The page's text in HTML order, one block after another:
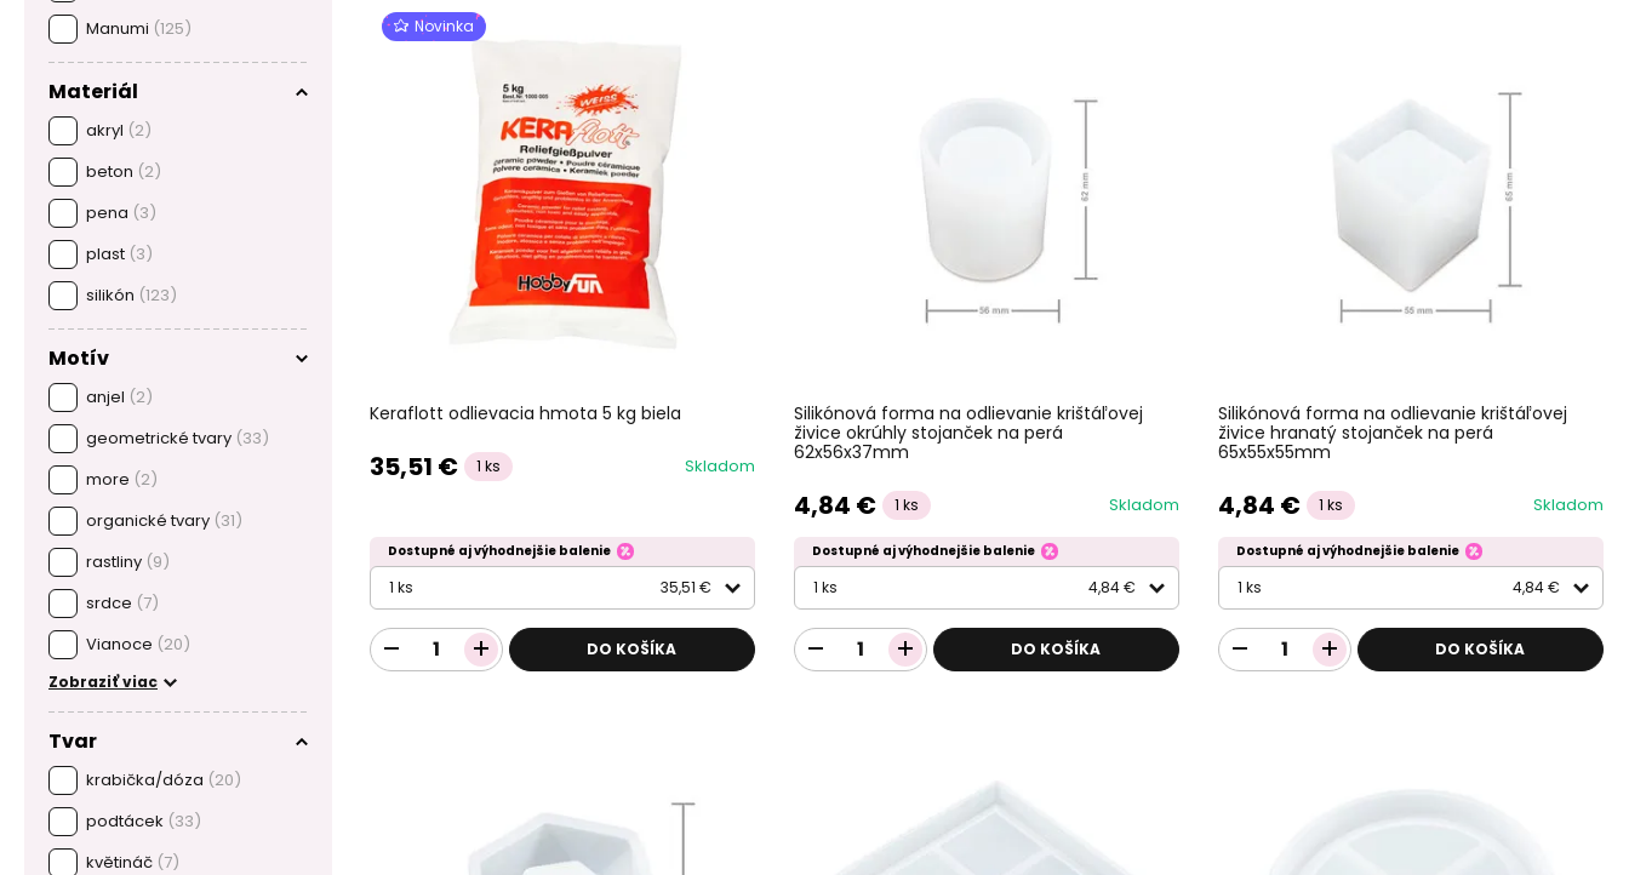
Manumi (125)
Materiál
akryl (2)
beton (2)
pena (3)
plast (3)
silikón (123)
Motív
anjel (2)
geometrické tvary (33)
more (2)
organické tvary (31)
rastliny (9)
srdce (7)
Vianoce (20)
Zobraziť viac
Tvar
krabička/dóza (20)
podtácek (33)
květináč (7)
Novinka
Keraflott odlievacia hmota 5 kg biela
35,51 € 1 ks Skladom
Dostupné aj výhodnejšie balenie
1 ks 35,51 €
DO KOŠÍKA
Silikónová forma na odlievanie krištáľovej
živice okrúhly stojanček na perá
62x56x37mm
4,84 € 1 ks Skladom
Dostupné aj výhodnejšie balenie
1 ks 4,84 €
DO KOŠÍKA
Silikónová forma na odlievanie krištáľovej
živice hranatý stojanček na perá
65x55x55mm
4,84 € 1 ks Skladom
Dostupné aj výhodnejšie balenie
1 ks 4,84 €
DO KOŠÍKA